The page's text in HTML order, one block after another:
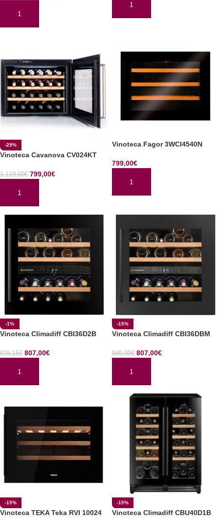
AÑADIR AL CARRITO
AÑADIR AL CARRITO
-29%
Vinoteca Cavanova CV024KT
1.119,00€ 799,00€
AÑADIR AL CARRITO
Vinoteca Fagor 3WCI4540N
799,00€
AÑADIR AL CARRITO
-1%
Vinoteca Climadiff CBI36D2B
815,15€ 807,00€
AÑADIR AL CARRITO
-15%
Vinoteca Climadiff CBI36DBM
949,00€ 807,00€
AÑADIR AL CARRITO
-15%
Vinoteca TEKA Teka RVI 10024
-15%
Vinoteca Climadiff CBU40D1B